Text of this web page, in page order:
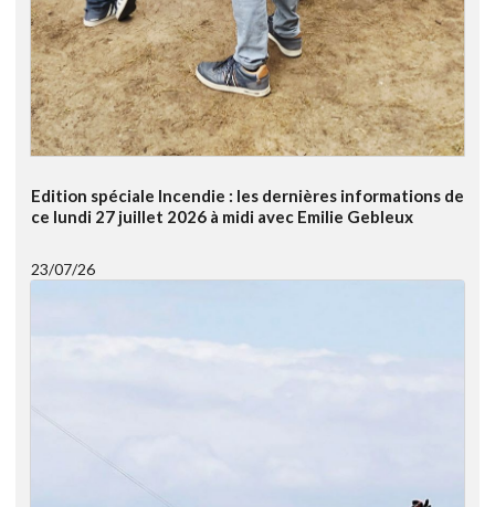
Edition spéciale Incendie : les dernières informations de
ce lundi 27 juillet 2026 à midi avec Emilie Gebleux
23/07/26